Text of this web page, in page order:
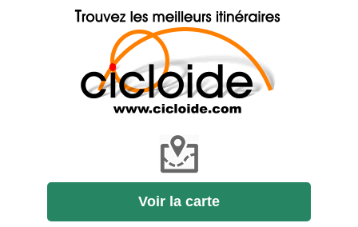
Voir la carte